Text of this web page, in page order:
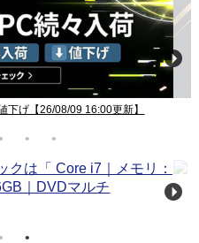
下げ【26/08/09 16:00更新】